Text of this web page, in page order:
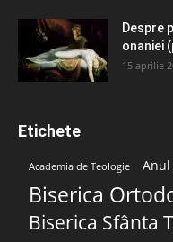
Despre
onaniei
15 aprilie
Etichete
Academia de Teologie Anul
Biserica
Biserica Sfânta